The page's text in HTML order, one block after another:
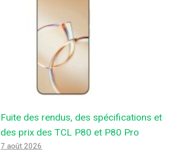
Fuite des rendus, des spécifications et
des prix des TCL P80 et P80 Pro
7 août 2026